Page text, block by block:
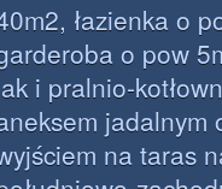
łazienka o
o pow
i pralnio-
jadalnym
na taras